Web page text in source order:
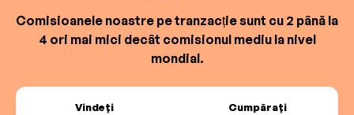
Comisioanele noastre pe tranzacție sunt cu 2 până la
4 ori mai mici decât comisionul mediu la nivel
mondial.
Vindeți Cumpărați